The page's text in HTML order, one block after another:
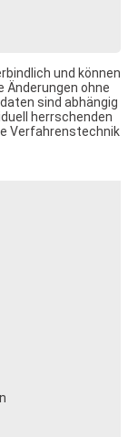
und können
ohne
sind abhängig
herrschenden
Verfahrenstechnik